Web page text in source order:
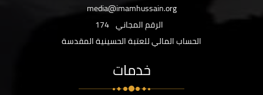
media@imamhussain.org
الرقم المجاني 174
الحساب المالي للعتبة الحسينية المقدسة
خدمات